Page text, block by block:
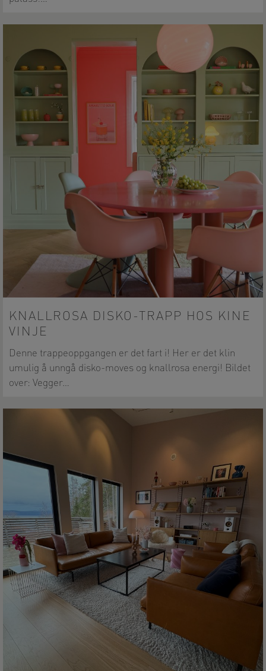
KNALLROSA DISKO-TRAPP HOS KINE
VINJE
Denne trappeoppgangen er det fart i! Her er det klin
umulig å unngå disko-moves og knallrosa energi! Bildet
over: Vegger…